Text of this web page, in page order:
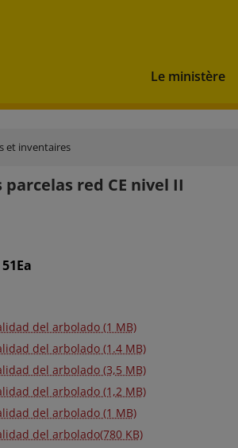
Le ministère
et inventaires
parcelas red CE nivel II
del arbolado (1 MB)
del arbolado (1.4 MB)
del arbolado (3,5 MB)
del arbolado (1,2 MB)
del arbolado (1 MB)
del arbolado(780 KB)